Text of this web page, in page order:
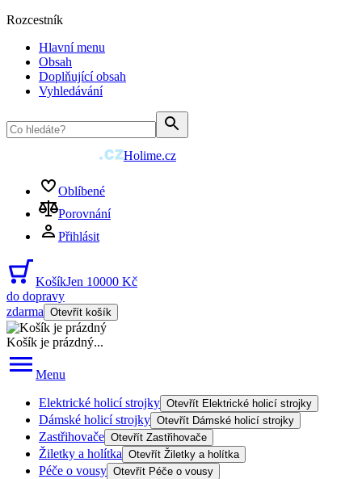
Rozcestník
Hlavní menu
Obsah
Doplňující obsah
Vyhledávání
Holime.cz
Oblíbené
Porovnání
Přihlásit
KošíkJen 10000 Kč
do dopravy
zdarma Otevřít košík
Košík je prázdný...
Menu
Elektrické holicí strojky Otevřít Elektrické holicí strojky
Dámské holicí strojky Otevřít Dámské holicí strojky
Zastřihovače Otevřít Zastřihovače
Žiletky a holítka Otevřít Žiletky a holítka
Péče o vousy Otevřít Péče o vousy